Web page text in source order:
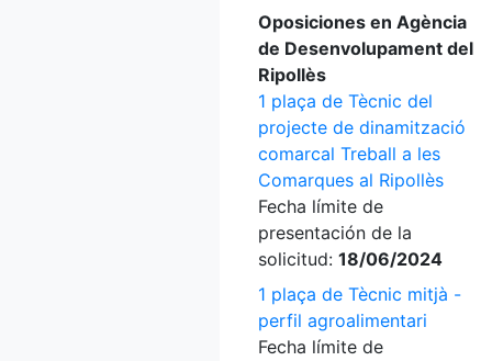
Oposiciones en Agència
de Desenvolupament del
Ripollès
1 plaça de Tècnic del
projecte de dinamització
comarcal Treball a les
Comarques al Ripollès
Fecha límite de
presentación de la
solicitud: 18/06/2024
1 plaça de Tècnic mitjà -
perfil agroalimentari
Fecha límite de